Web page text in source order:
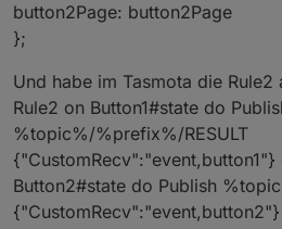
button2Page: button2Page
};
Und habe im Tasmota die Rule2
Rule2 on Button1#state do
%topic%/%prefix%/RESULT
{"CustomRecv":"event,button1"}
Button2#state do Publish